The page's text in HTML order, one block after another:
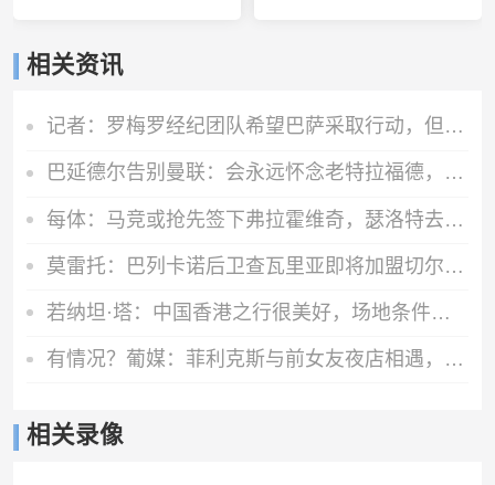
相关资讯
记者：罗梅罗经纪团队希望巴萨采取行动，但后者首选引进罗德里
巴延德尔告别曼联：会永远怀念老特拉福德，我的心与你们同在
每体：马竞或抢先签下弗拉霍维奇，瑟洛特去留成关键变量
莫雷托：巴列卡诺后卫查瓦里亚即将加盟切尔西，很快就会官方宣布
若纳坦·塔：中国香港之行很美好，场地条件一般 但我们踢得不错
有情况？葡媒：菲利克斯与前女友夜店相遇，交谈后社媒再次互关
相关录像